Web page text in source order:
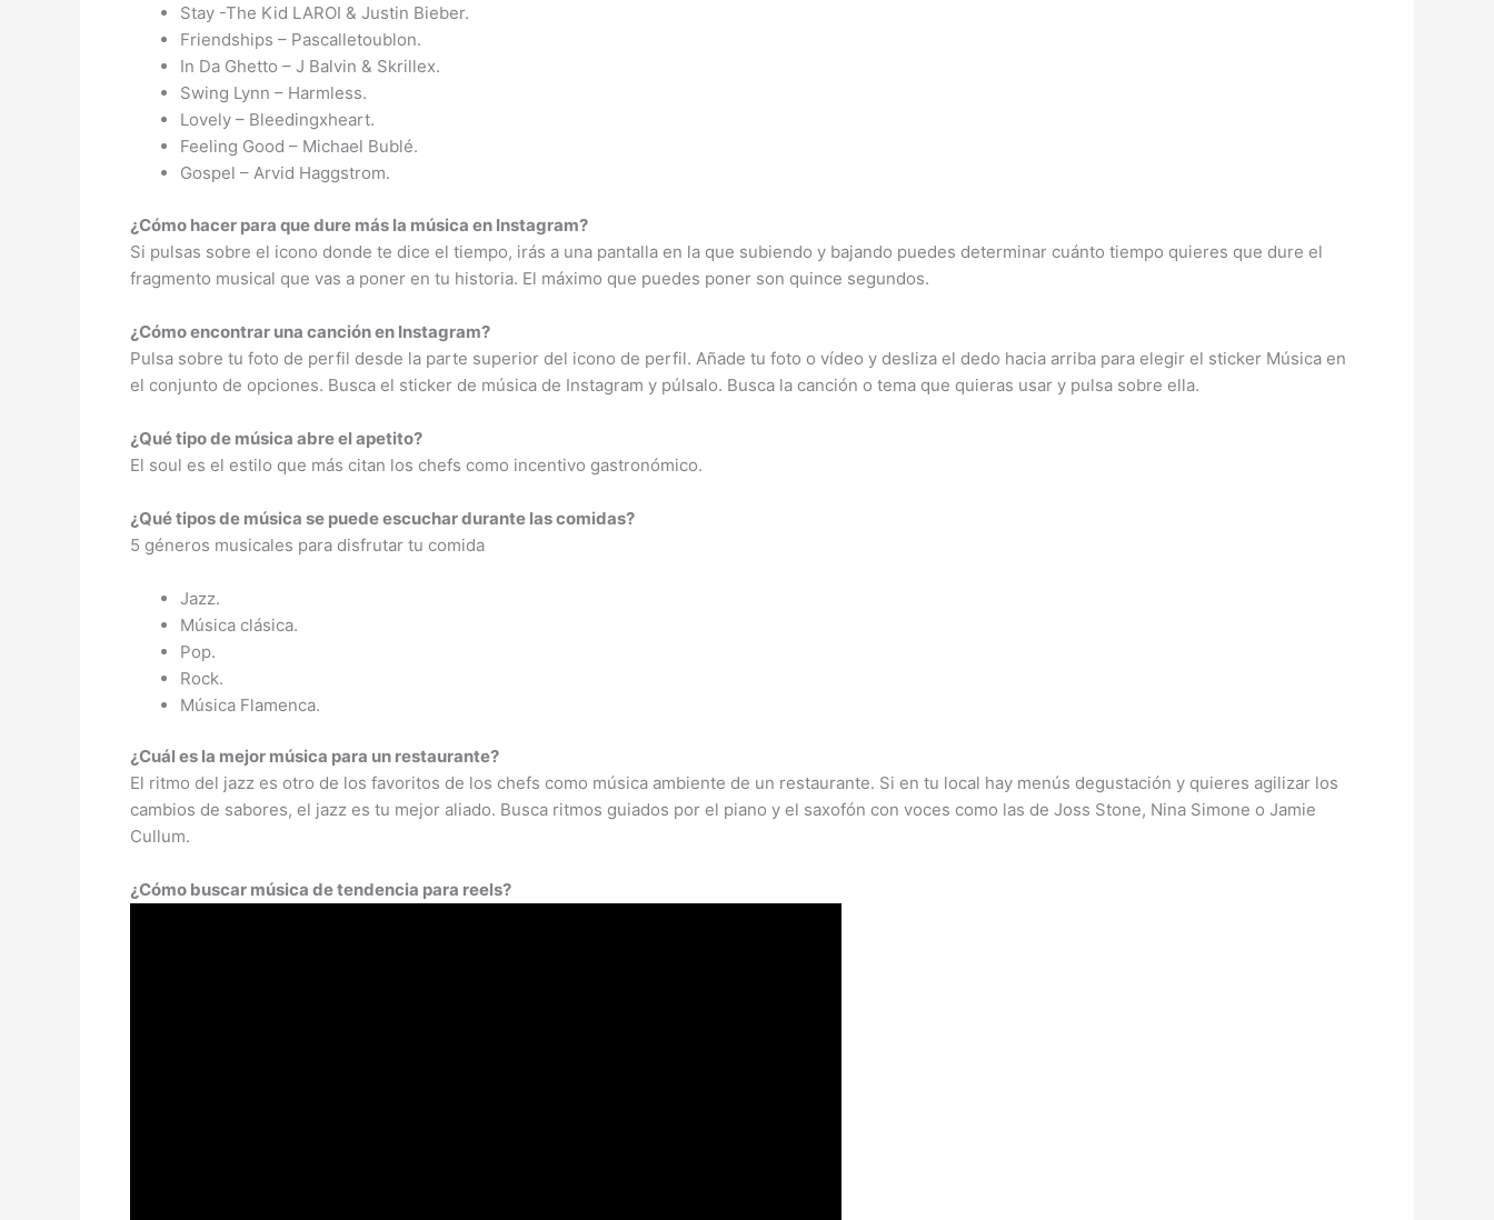
Stay -The Kid LAROI & Justin Bieber.
Friendships – Pascalletoublon.
In Da Ghetto – J Balvin & Skrillex.
Swing Lynn – Harmless.
Lovely – Bleedingxheart.
Feeling Good – Michael Bublé.
Gospel – Arvid Haggstrom.
¿Cómo hacer para que dure más la música en Instagram?
Si pulsas sobre el icono donde te dice el tiempo, irás a una pantalla en la que subiendo y bajando puedes determinar cuánto tiempo quieres que dure el
fragmento musical que vas a poner en tu historia. El máximo que puedes poner son quince segundos.
¿Cómo encontrar una canción en Instagram?
Pulsa sobre tu foto de perfil desde la parte superior del icono de perfil. Añade tu foto o vídeo y desliza el dedo hacia arriba para elegir el sticker Música en
el conjunto de opciones. Busca el sticker de música de Instagram y púlsalo. Busca la canción o tema que quieras usar y pulsa sobre ella.
¿Qué tipo de música abre el apetito?
El soul es el estilo que más citan los chefs como incentivo gastronómico.
¿Qué tipos de música se puede escuchar durante las comidas?
5 géneros musicales para disfrutar tu comida
Jazz.
Música clásica.
Pop.
Rock.
Música Flamenca.
¿Cuál es la mejor música para un restaurante?
El ritmo del jazz es otro de los favoritos de los chefs como música ambiente de un restaurante. Si en tu local hay menús degustación y quieres agilizar los
cambios de sabores, el jazz es tu mejor aliado. Busca ritmos guiados por el piano y el saxofón con voces como las de Joss Stone, Nina Simone o Jamie
Cullum.
¿Cómo buscar música de tendencia para reels?